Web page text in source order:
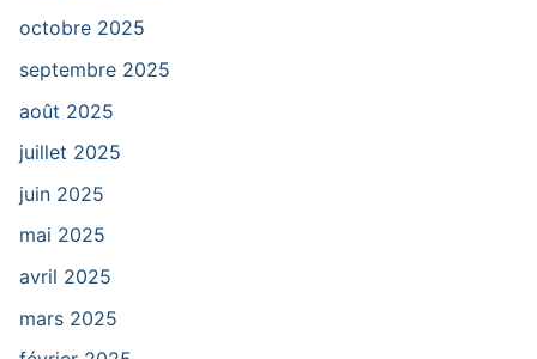
octobre 2025
septembre 2025
août 2025
juillet 2025
juin 2025
mai 2025
avril 2025
mars 2025